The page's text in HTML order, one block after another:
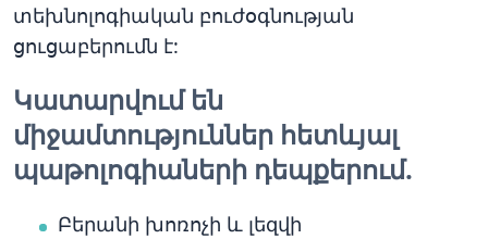
տեխնոլոգիական բուժօգնության
ցուցաբերումն է:
Կատարվում են
միջամտություններ հետևյալ
պաթոլոգիաների դեպքերում.
Բերանի խոռոչի և լեզվի